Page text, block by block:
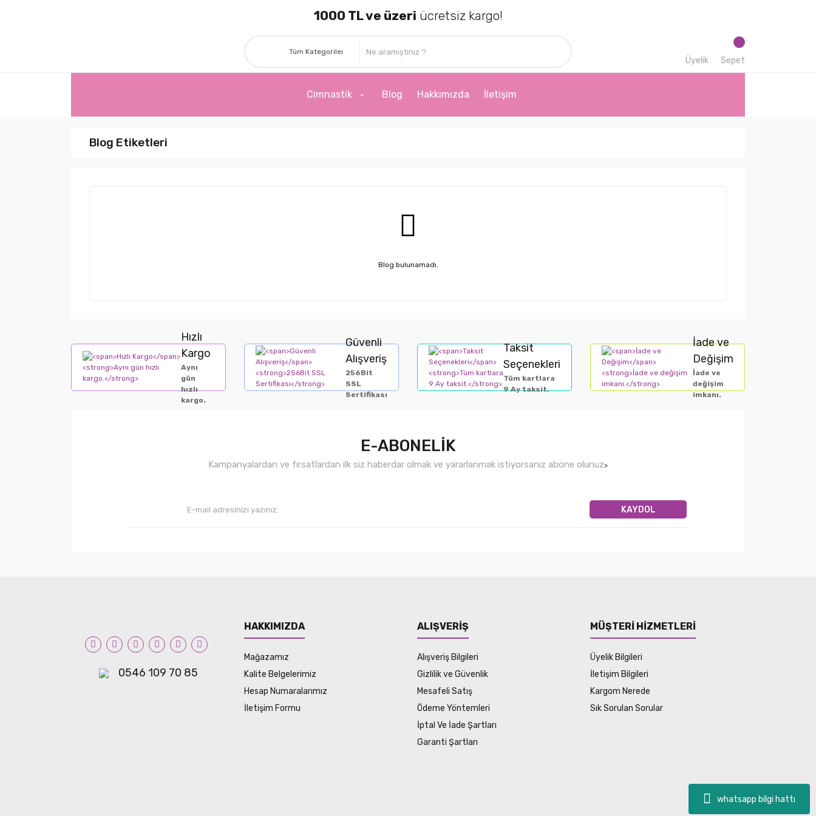
whatsapp bilgi hattı
1000 TL ve üzeri ücretsiz kargo!
Üyelik Sepet
Cimnastik Blog Hakkımızda İletişim
Blog Etiketleri
Blog bulunamadı.
Hızlı
Kargo
Aynı
gün
hızlı
kargo.
Güvenli
Alışveriş
256Bit
SSL
Sertifikası
Taksit
Seçenekleri
Tüm kartlara
9 Ay taksit.
İade ve
Değişim
İade ve
değişim
imkanı.
E-ABONELİK
Kampanyalardan ve fırsatlardan ilk siz haberdar olmak ve yararlanmak istiyorsanız abone olunuz>
KAYDOL
0546 109 70 85
HAKKIMIZDA
Mağazamız
Kalite Belgelerimiz
Hesap Numaralarımız
İletişim Formu
ALIŞVERİŞ
Alışveriş Bilgileri
Gizlilik ve Güvenlik
Mesafeli Satış
Ödeme Yöntemleri
İptal Ve İade Şartları
Garanti Şartları
MÜŞTERİ HİZMETLERİ
Üyelik Bilgileri
İletişim Bilgileri
Kargom Nerede
Sık Sorulan Sorular